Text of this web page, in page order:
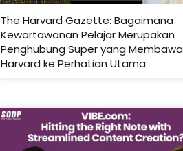
The Harvard Gazette: Bagaimana
Kewartawanan Pelajar Merupakan
Penghubung Super yang Membawa
Harvard ke Perhatian Utama